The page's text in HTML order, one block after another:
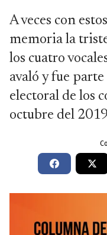
A veces con
memoria la
los cuatro
avaló y fue
electoral de los
octubre del